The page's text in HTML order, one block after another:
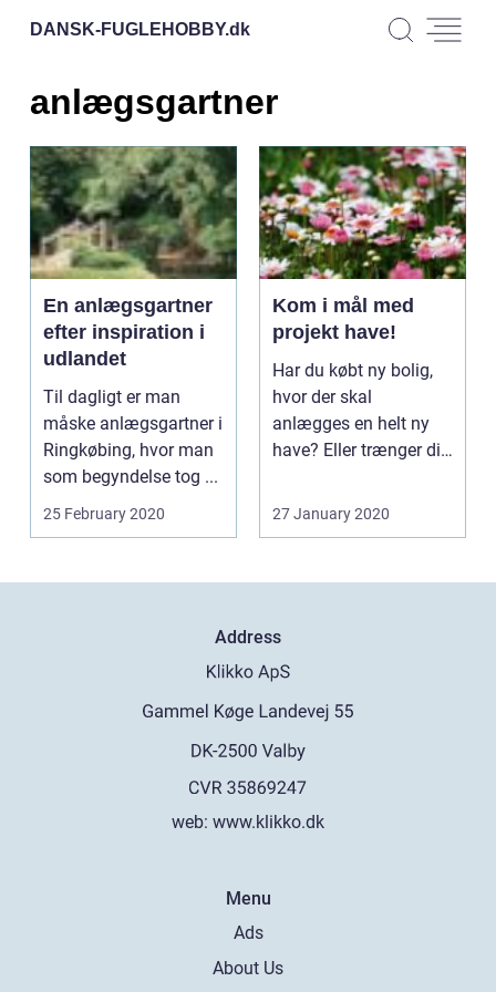
DANSK-FUGLEHOBBY.dk
anlægsgartner
En anlægsgartner
efter inspiration i
udlandet
Til dagligt er man
måske anlægsgartner i
Ringkøbing, hvor man
som begyndelse tog ...
25 February 2020
Kom i mål med
projekt have!
Har du købt ny bolig,
hvor der skal
anlægges en helt ny
have? Eller trænger din
27 January 2020
Address
web: www.klikko.dk
Menu
Ads
About Us